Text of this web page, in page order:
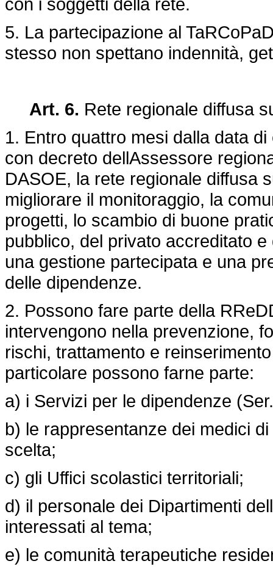
5. La partecipazione al
stesso non spettano indennità,
Art. 6. Rete regionale diffusa
1. Entro quattro mesi dalla data
con decreto dellAssessore
DASOE, la rete regionale diffusa
migliorare il monitoraggio, la
progetti, lo scambio di buone
pubblico, del privato accreditato
una gestione partecipata e una
delle dipendenze.
2. Possono fare parte della
intervengono nella prevenzione,
rischi, trattamento e
particolare possono farne parte:
a) i Servizi per le dipendenze
b) le rappresentanze dei medici
scelta;
c) gli Uffici scolastici territoriali;
d) il personale dei Dipartimenti
interessati al tema;
e) le comunità terapeutiche